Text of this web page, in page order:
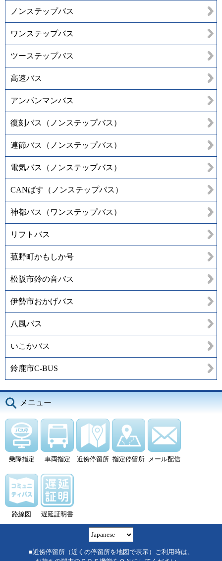
ノンステップバス
ワンステップバス
ツーステップバス
高速バス
アンパンマンバス
復刻バス（ノンステップバス）
連節バス（ノンステップバス）
電気バス（ノンステップバス）
CANばす（ノンステップバス）
神都バス（ワンステップバス）
リフトバス
菰野町かもしか号
松阪市鈴の音バス
伊勢市おかげバス
八風バス
いこかバス
鈴鹿市C-BUS
メニュー
乗降指定 車両指定 近傍停留所 指定停留所 メール配信
路線図 遅延証明書
■近傍停留所（近くの停留所を地図で表示）ご利用時は、